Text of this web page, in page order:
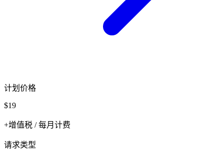
计划价格
$19
+增值税 / 每月计费
请求类型